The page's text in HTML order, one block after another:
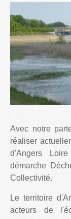
Avec notre
réaliser
d'Angers
démarche
Collectivité.
Le territoire
acteurs de